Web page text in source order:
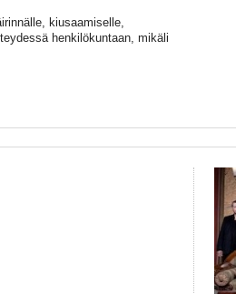
kiusaamiselle,
henkilökuntaan, mikäli